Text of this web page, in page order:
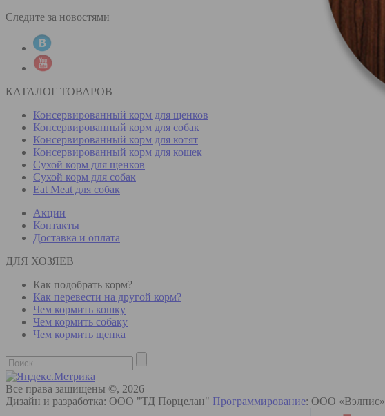
Следите за новостями
КАТАЛОГ ТОВАРОВ
Консервированный корм для щенков
Консервированный корм для собак
Консервированный корм для котят
Консервированный корм для кошек
Сухой корм для щенков
Сухой корм для собак
Eat Meat для собак
Акции
Контакты
Доставка и оплата
ДЛЯ ХОЗЯЕВ
Как подобрать корм?
Как перевести на другой корм?
Чем кормить кошку
Чем кормить собаку
Чем кормить щенка
Все права защищены ©, 2026
Дизайн и разработка: ООО "ТД Порцелан" Программирование: ООО «Вэлпис»